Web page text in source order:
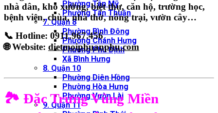
Phường Tân Mỹ
Phường Tân Thuận
7. Quận 8
Phường Bình Đông
Phường Chánh Hưng
Phường Phú Định
Xã Bình Hưng
8. Quận 10
Phường Diên Hồng
Phường Hòa Hưng
Phường Vườn Lài
9. Quận 11
nhà dân, kho xưởng, biệt thự, căn hộ, trường học,
bệnh viện, chùa, nhà thờ, nông trại, vườn cây…
📞 Hotline: 0911.967.456
🌐Website: dietmoiphuanphu.com
🏞️ Đặc Trưng Vùng Miền